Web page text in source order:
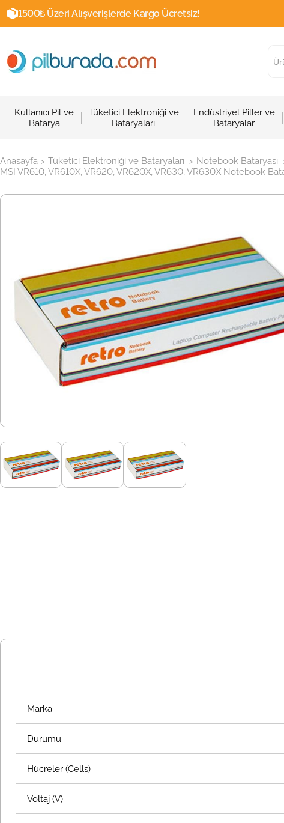
1500₺ Üzeri Alışverişlerde Kargo Ücretsiz!
Kullanıcı Pil ve
Batarya
Tüketici Elektroniği ve
Bataryaları
Endüstriyel Piller ve
Bataryalar
Anasayfa > Tüketici Elektroniği ve Bataryaları > Notebook Bataryası
MSI VR610, VR610X, VR620, VR620X, VR630, VR630X Notebook
Marka
Durumu
Hücreler (Cells)
Voltaj (V)